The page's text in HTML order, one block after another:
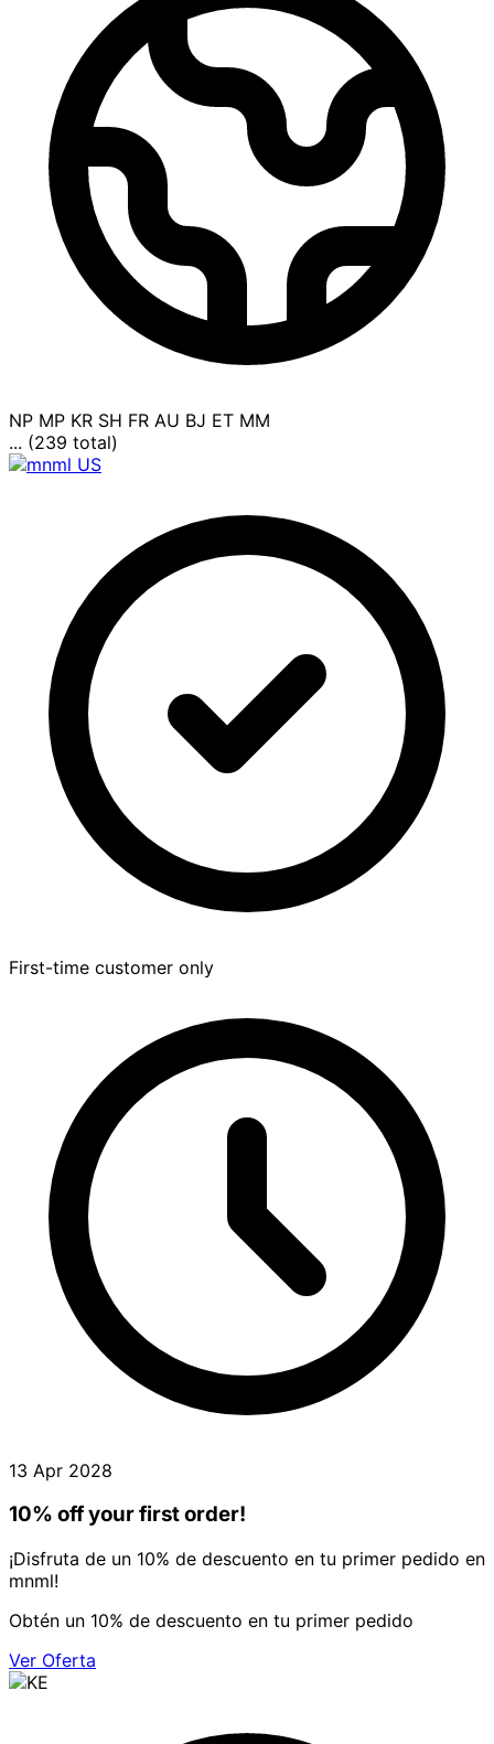
NP MP KR SH FR AU BJ ET MM
... (239 total)
First-time customer only
13 Apr 2028
10% off your first order!
¡Disfruta de un 10% de descuento en tu primer pedido en
mnml!
Obtén un 10% de descuento en tu primer pedido
Ver Oferta